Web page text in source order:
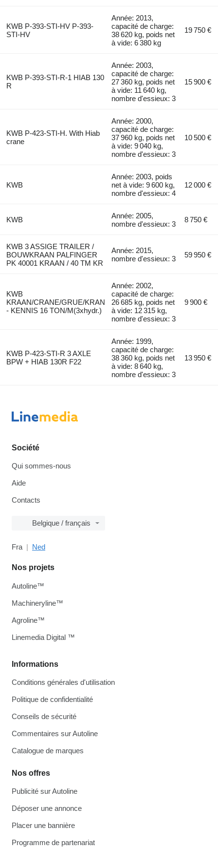
KWB P-393-STI-HV P-393-
STI-HV
Année: 2013,
capacité de charge:
38 620 kg, poids net
à vide: 6 380 kg
19 750 €
KWB P-393-STI-R-1 HIAB 130
R
Année: 2003,
capacité de charge:
27 360 kg, poids net
à vide: 11 640 kg,
nombre d'essieux: 3
15 900 €
KWB P-423-STI-H. With Hiab
crane
Année: 2000,
capacité de charge:
37 960 kg, poids net
à vide: 9 040 kg,
nombre d'essieux: 3
10 500 €
KWB
Année: 2003, poids
net à vide: 9 600 kg,
nombre d'essieux: 4
12 000 €
KWB
Année: 2005,
nombre d'essieux: 3
8 750 €
KWB 3 ASSIGE TRAILER /
BOUWKRAAN PALFINGER
PK 40001 KRAAN / 40 TM KR
Année: 2015,
nombre d'essieux: 3
59 950 €
KWB
KRAAN/CRANE/GRUE/KRAN
- KENNIS 16 TON/M(3xhydr.)
Année: 2002,
capacité de charge:
26 685 kg, poids net
à vide: 12 315 kg,
nombre d'essieux: 3
9 900 €
KWB P-423-STI-R 3 AXLE
BPW + HIAB 130R F22
Année: 1999,
capacité de charge:
38 360 kg, poids net
à vide: 8 640 kg,
nombre d'essieux: 3
13 950 €
Société
Qui sommes-nous
Aide
Contacts
Belgique / français
Fra Ned
Informations
Conditions générales d'utilisation
Politique de confidentialité
Conseils de sécurité
Commentaires sur Autoline
Catalogue de marques
Nos offres
Publicité sur Autoline
Déposer une annonce
Placer une bannière
Programme de partenariat
Nos projets
Autoline™
Machineryline™
Agroline™
Linemedia Digital ™